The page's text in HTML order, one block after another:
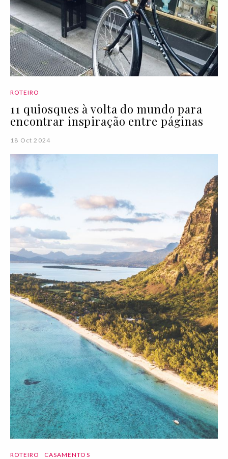
ROTEIRO
11 quiosques à volta do mundo para
encontrar inspiração entre páginas
18 Oct 2024
ROTEIRO CASAMENTOS